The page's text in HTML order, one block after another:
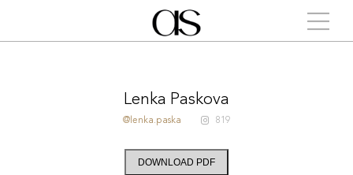
Lenka Paskova
@lenka.paska 819
DOWNLOAD PDF